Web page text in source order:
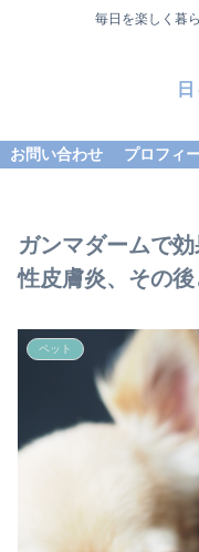
毎日を楽しく暮
お問い合わせ プロフィ
ガンマダームで
性皮膚炎、その
ペット